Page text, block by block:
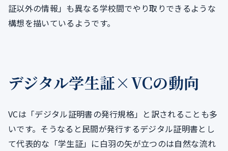
証以外の情報」も異なる学校間でやり取りできるような
構想を描いているようです。
デジタル学生証×VCの動向
VCは「デジタル証明書の発行規格」と訳されることも多
いです。そうなると民間が発行するデジタル証明書とし
て代表的な「学生証」に白羽の矢が立つのは自然な流れ